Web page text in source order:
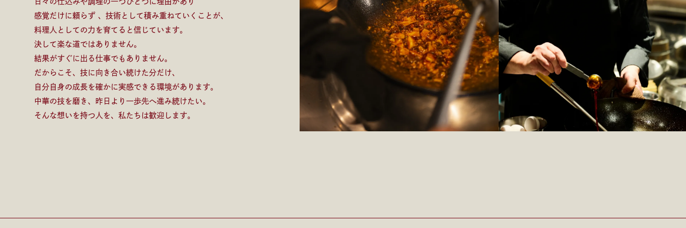
感覚だけに頼らず 、技術として積み重ねていくことが、
料理⼈としての⼒を育てると信じています。
決して楽な道ではありません。
結果がすぐに出る仕事でもありません。
だからこそ、技に向き合い続けた分だけ、
⾃分⾃⾝の成⻑を確かに実感できる環境があります。
中華の技を磨き、昨⽇より⼀歩先へ進み続けたい。
そんな想いを持つ⼈を、私たちは歓迎します。